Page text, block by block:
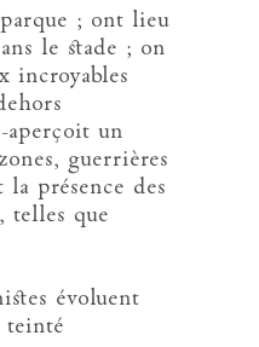
; ont lieu
le stade ; on
incroyables
aperçoit un
guerrières
présence des
telles que
évoluent
teinté